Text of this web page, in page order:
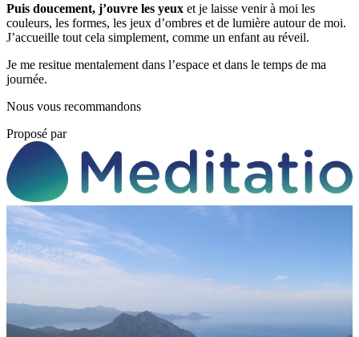
Puis doucement, j’ouvre les yeux et je laisse venir à moi les
couleurs, les formes, les jeux d’ombres et de lumière autour de moi.
J’accueille tout cela simplement, comme un enfant au réveil.
Je me resitue mentalement dans l’espace et dans le temps de ma
journée.
Nous vous recommandons
Proposé par